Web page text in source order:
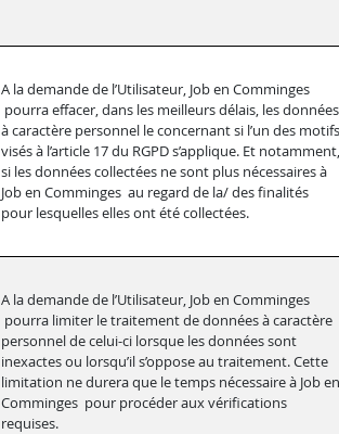
A la demande de l’Utilisateur, Job en Comminges
pourra effacer, dans les meilleurs délais, les données
à caractère personnel le concernant si l’un des motifs
visés à l’article 17 du RGPD s’applique. Et notamment,
si les données collectées ne sont plus nécessaires à
Job en Comminges au regard de la/ des finalités
pour lesquelles elles ont été collectées.
A la demande de l’Utilisateur, Job en Comminges
pourra limiter le traitement de données à caractère
personnel de celui-ci lorsque les données sont
inexactes ou lorsqu’il s’oppose au traitement. Cette
limitation ne durera que le temps nécessaire à Job en
Comminges pour procéder aux vérifications
requises.